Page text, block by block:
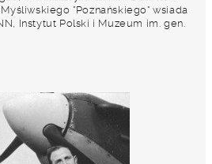
"Poznańskiego" wsiada
Instytut Polski i Muzeum im. gen.